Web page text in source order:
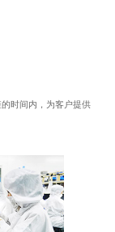
时间内，为客户提供